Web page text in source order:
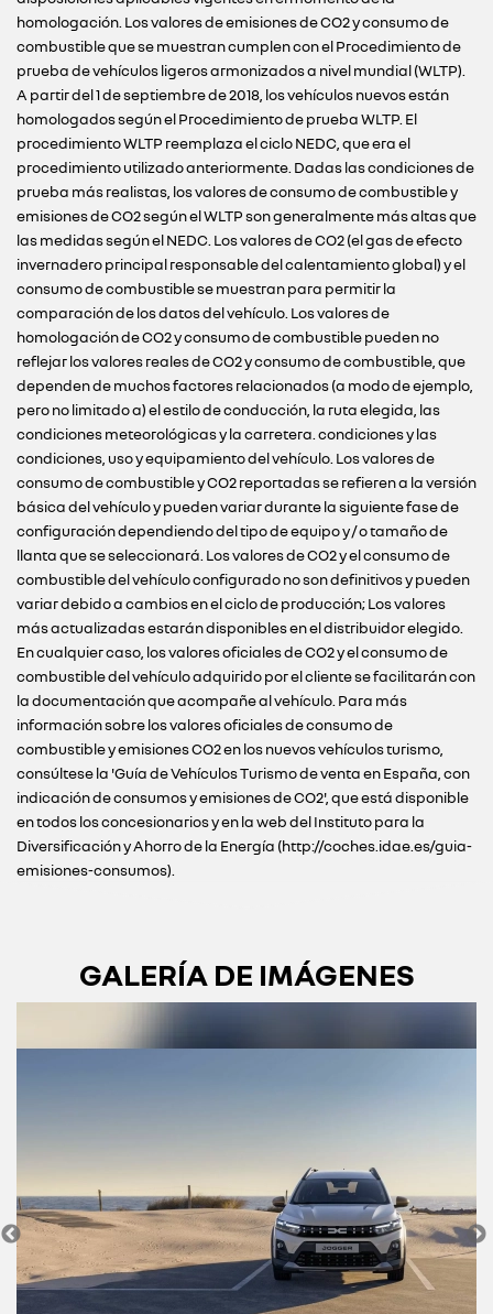
homologación. Los valores de emisiones de CO2 y consumo de
combustible que se muestran cumplen con el Procedimiento de
prueba de vehículos ligeros armonizados a nivel mundial (WLTP).
A partir del 1 de septiembre de 2018, los vehículos nuevos están
homologados según el Procedimiento de prueba WLTP. El
procedimiento WLTP reemplaza el ciclo NEDC, que era el
procedimiento utilizado anteriormente. Dadas las condiciones de
prueba más realistas, los valores de consumo de combustible y
emisiones de CO2 según el WLTP son generalmente más altas que
las medidas según el NEDC. Los valores de CO2 (el gas de efecto
invernadero principal responsable del calentamiento global) y el
consumo de combustible se muestran para permitir la
comparación de los datos del vehículo. Los valores de
homologación de CO2 y consumo de combustible pueden no
reflejar los valores reales de CO2 y consumo de combustible, que
dependen de muchos factores relacionados (a modo de ejemplo,
pero no limitado a) el estilo de conducción, la ruta elegida, las
condiciones meteorológicas y la carretera. condiciones y las
condiciones, uso y equipamiento del vehículo. Los valores de
consumo de combustible y CO2 reportadas se refieren a la versión
básica del vehículo y pueden variar durante la siguiente fase de
configuración dependiendo del tipo de equipo y / o tamaño de
llanta que se seleccionará. Los valores de CO2 y el consumo de
combustible del vehículo configurado no son definitivos y pueden
variar debido a cambios en el ciclo de producción; Los valores
más actualizadas estarán disponibles en el distribuidor elegido.
En cualquier caso, los valores oficiales de CO2 y el consumo de
combustible del vehículo adquirido por el cliente se facilitarán con
la documentación que acompañe al vehículo. Para más
información sobre los valores oficiales de consumo de
combustible y emisiones CO2 en los nuevos vehículos turismo,
consúltese la 'Guía de Vehículos Turismo de venta en España, con
indicación de consumos y emisiones de CO2', que está disponible
en todos los concesionarios y en la web del Instituto para la
Diversificación y Ahorro de la Energía (http://coches.idae.es/guia-
emisiones-consumos).
GALERÍA DE IMÁGENES